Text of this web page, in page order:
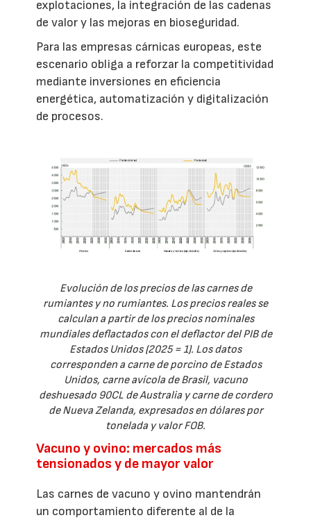
explotaciones, la integración de las cadenas
de valor y las mejoras en bioseguridad.
Para las empresas cárnicas europeas, este
escenario obliga a reforzar la competitividad
mediante inversiones en eficiencia
energética, automatización y digitalización
de procesos.
Evolución de los precios de las carnes de
rumiantes y no rumiantes. Los precios reales se
calculan a partir de los precios nominales
mundiales deflactados con el deflactor del PIB de
Estados Unidos (2025 = 1). Los datos
corresponden a carne de porcino de Estados
Unidos, carne avícola de Brasil, vacuno
deshuesado 90CL de Australia y carne de cordero
de Nueva Zelanda, expresados en dólares por
tonelada y valor FOB.
Vacuno y ovino: mercados más
tensionados y de mayor valor
Las carnes de vacuno y ovino mantendrán
un comportamiento diferente al de la